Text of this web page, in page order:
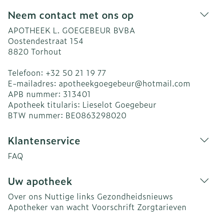
Neem contact met ons op
APOTHEEK L. GOEGEBEUR BVBA
Oostendestraat 154
8820 Torhout
Telefoon: +32 50 21 19 77
E-mailadres: apotheekgoegebeur@hotmail.com
APB nummer: 313401
Apotheek titularis: Lieselot Goegebeur
BTW nummer: BE0863298020
Klantenservice
FAQ
Uw apotheek
Over ons Nuttige links Gezondheidsnieuws
Apotheker van wacht Voorschrift Zorgtarieven